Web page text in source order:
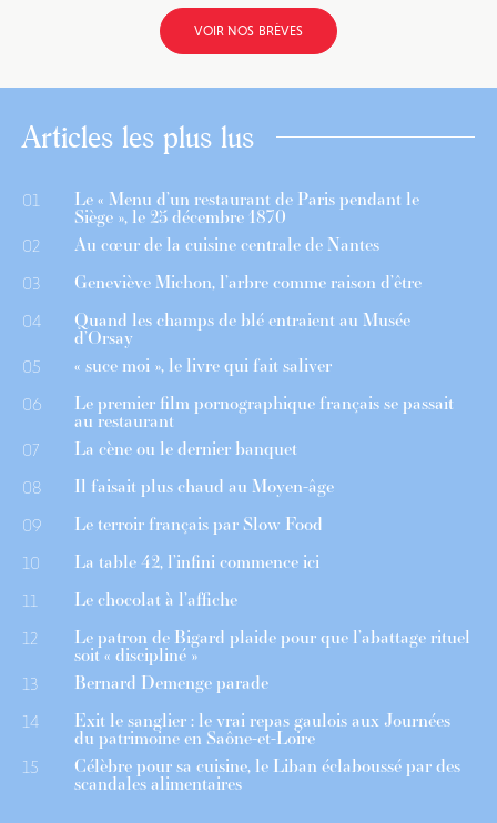
VOIR NOS BRÈVES
Articles les plus lus
01 Le « Menu d’un restaurant de Paris pendant le
Siège », le 25 décembre 1870
02 Au cœur de la cuisine centrale de Nantes
03 Geneviève Michon, l’arbre comme raison d’être
04 Quand les champs de blé entraient au Musée
d’Orsay
05 « suce moi », le livre qui fait saliver
06 Le premier film pornographique français se passait
au restaurant
07 La cène ou le dernier banquet
08 Il faisait plus chaud au Moyen-âge
09 Le terroir français par Slow Food
10 La table 42, l’infini commence ici
11 Le chocolat à l’affiche
12 Le patron de Bigard plaide pour que l’abattage rituel
soit « discipliné »
13 Bernard Demenge parade
14 Exit le sanglier : le vrai repas gaulois aux Journées
du patrimoine en Saône-et-Loire
15 Célèbre pour sa cuisine, le Liban éclaboussé par des
scandales alimentaires